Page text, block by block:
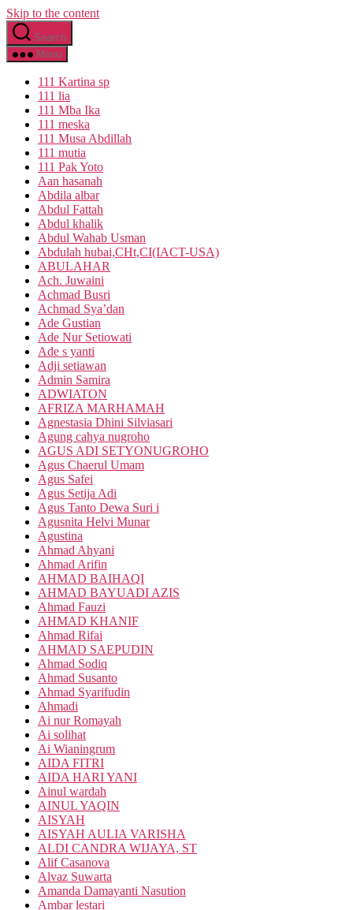
Skip to the content
Search
Menu
111 Kartina sp
111 lia
111 Mba Ika
111 meska
111 Musa Abdillah
111 mutia
111 Pak Yoto
Aan hasanah
Abdila albar
Abdul Fattah
Abdul khalik
Abdul Wahab Usman
Abdulah hubai,CHt,CI(IACT-USA)
ABULAHAR
Ach. Juwaini
Achmad Busri
Achmad Sya’dan
Ade Gustian
Ade Nur Setiowati
Ade s yanti
Adji setiawan
Admin Samira
ADWIATON
AFRIZA MARHAMAH
Agnestasia Dhini Silviasari
Agung cahya nugroho
AGUS ADI SETYONUGROHO
Agus Chaerul Umam
Agus Safei
Agus Setija Adi
Agus Tanto Dewa Suri i
Agusnita Helvi Munar
Agustina
Ahmad Ahyani
Ahmad Arifin
AHMAD BAIHAQI
AHMAD BAYUADI AZIS
Ahmad Fauzi
AHMAD KHANIF
Ahmad Rifai
AHMAD SAEPUDIN
Ahmad Sodiq
Ahmad Susanto
Ahmad Syarifudin
Ahmadi
Ai nur Romayah
Ai solihat
Ai Wianingrum
AIDA FITRI
AIDA HARI YANI
Ainul wardah
AINUL YAQIN
AISYAH
AISYAH AULIA VARISHA
ALDI CANDRA WIJAYA, ST
Alif Casanova
Alvaz Suwarta
Amanda Damayanti Nasution
Ambar lestari